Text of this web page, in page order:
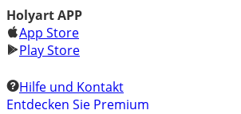
Holyart APP
App Store
Play Store
Hilfe und Kontakt
Entdecken Sie Premium